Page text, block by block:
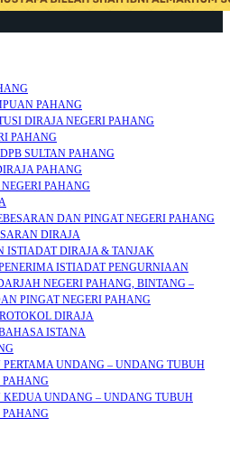
PAHANG
DIRAJA NEGERI PAHANG
PAHANG
SULTAN PAHANG
PAHANG
PAHANG
DAN PINGAT NEGERI PAHANG
DIRAJA
ISTIADAT DIRAJA & TANJAK
ISTIADAT PENGURNIAAN
NEGERI PAHANG, BINTANG –
PINGAT NEGERI PAHANG
DIRAJA
ISTANA
UNDANG – UNDANG TUBUH
UNDANG – UNDANG TUBUH